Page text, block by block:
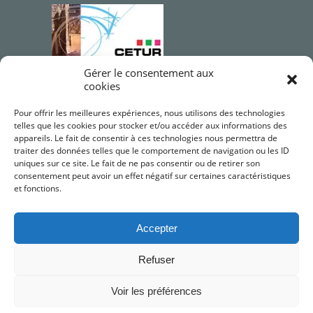
Gérer le consentement aux
cookies
Pour offrir les meilleures expériences, nous utilisons des technologies
telles que les cookies pour stocker et/ou accéder aux informations des
appareils. Le fait de consentir à ces technologies nous permettra de
traiter des données telles que le comportement de navigation ou les ID
uniques sur ce site. Le fait de ne pas consentir ou de retirer son
consentement peut avoir un effet négatif sur certaines caractéristiques
et fonctions.
Accepter
Refuser
Voir les préférences
Qualifications OPQIBI
Mentions légales•RGPD •JV PROSPECTIVES